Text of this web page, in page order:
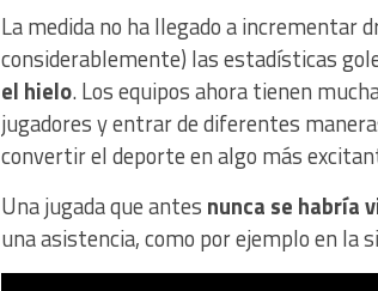
La medida no ha llegado a incrementar
considerablemente) las estadísticas
el hielo. Los equipos ahora tienen
jugadores y entrar de diferentes
convertir el deporte en algo más
Una jugada que antes nunca se habría
una asistencia, como por ejemplo en la